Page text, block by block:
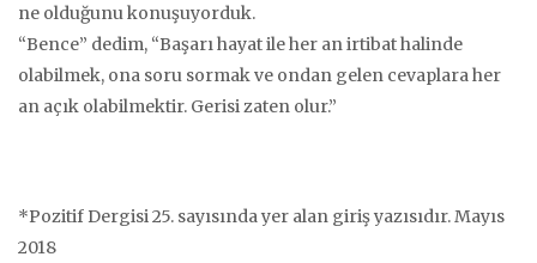
ne olduğunu konuşuyorduk.
“Bence” dedim, “Başarı hayat ile her an irtibat halinde
olabilmek, ona soru sormak ve ondan gelen cevaplara her
an açık olabilmektir. Gerisi zaten olur.”
*Pozitif Dergisi 25. sayısında yer alan giriş yazısıdır. Mayıs
2018